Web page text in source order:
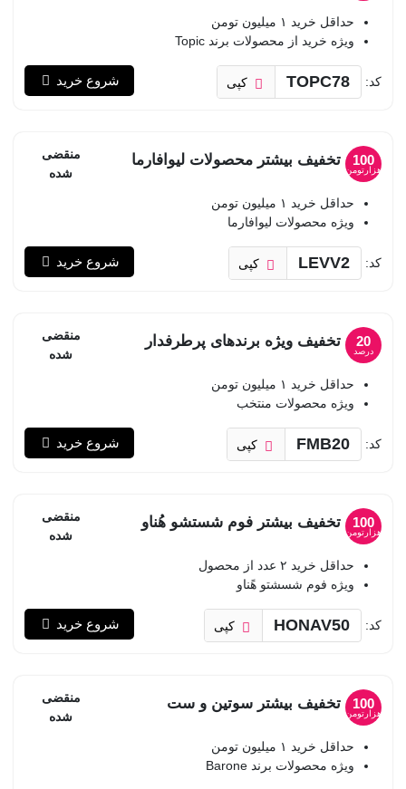
حداقل خرید ۱ میلیون تومن
ویژه خرید از محصولات برند Topic
کد: TOPC78 کپی شروع خرید
100
هزارتومن
تخفیف بیشتر محصولات لیوافارما
منقضی
شده
حداقل خرید ۱ میلیون تومن
ویژه محصولات لیوافارما
کد: LEVV2 کپی شروع خرید
20
درصد
تخفیف ویژه برندهای پرطرفدار
منقضی
شده
حداقل خرید ۱ میلیون تومن
ویژه محصولات منتخب
کد: FMB20 کپی شروع خرید
100
هزارتومن
تخفیف بیشتر فوم شستشو هُناو
منقضی
شده
حداقل خرید ۲ عدد از محصول
ویژه فوم شسشتو هًناو
کد: HONAV50 کپی شروع خرید
100
هزارتومن
تخفیف بیشتر سوتین و ست
منقضی
شده
حداقل خرید ۱ میلیون تومن
ویژه محصولات برند Barone